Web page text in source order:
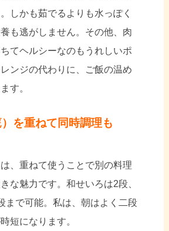
しかも茹でるよりも水っぽく
も逃がしません。その他、肉
てヘルシーなのもうれしいポ
ンジの代わりに、ご飯の温め
す。
を重ねて同時調理も
、重ねて使うことで別の料理
な魅力です。和せいろは2段、
まで可能。私は、朝はよく二段
短になります。